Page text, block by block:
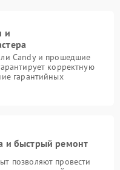
и
Candy и прошедшие
корректную
гарантийных
и быстрый ремонт
позволяют провести